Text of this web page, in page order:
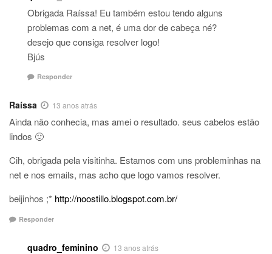
Obrigada Raíssa! Eu também estou tendo alguns
problemas com a net, é uma dor de cabeça né?
desejo que consiga resolver logo!
Bjús
Responder
Raíssa 13 anos atrás
Ainda não conhecia, mas amei o resultado. seus cabelos estão
lindos 🙂
Cih, obrigada pela visitinha. Estamos com uns probleminhas na
net e nos emails, mas acho que logo vamos resolver.
beijinhos ;* http://noostillo.blogspot.com.br/
Responder
quadro_feminino 13 anos atrás